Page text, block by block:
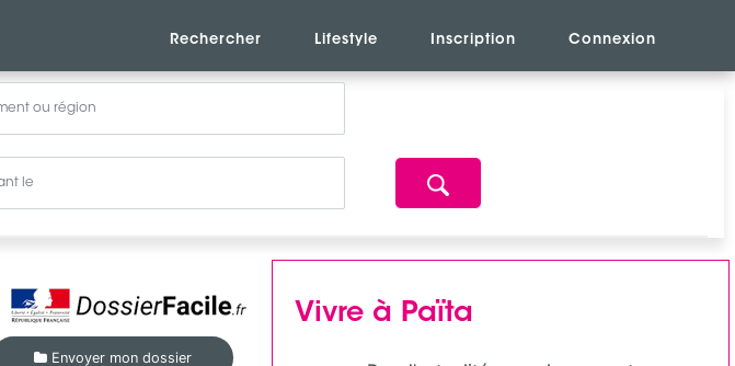
Rechercher Lifestyle Inscription Connexion
Envoyer mon dossier
Vivre à Païta